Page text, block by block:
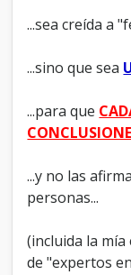
...sea creída a
...sino que sea
...para que
...y no las
personas...
(incluida la
de "expertos